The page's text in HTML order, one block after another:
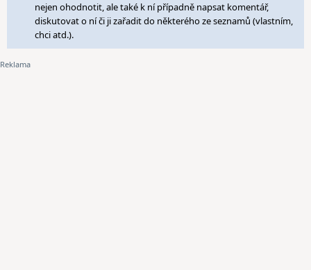
nejen ohodnotit, ale také k ní případně napsat komentář,
diskutovat o ní či ji zařadit do některého ze seznamů (vlastním,
chci atd.).